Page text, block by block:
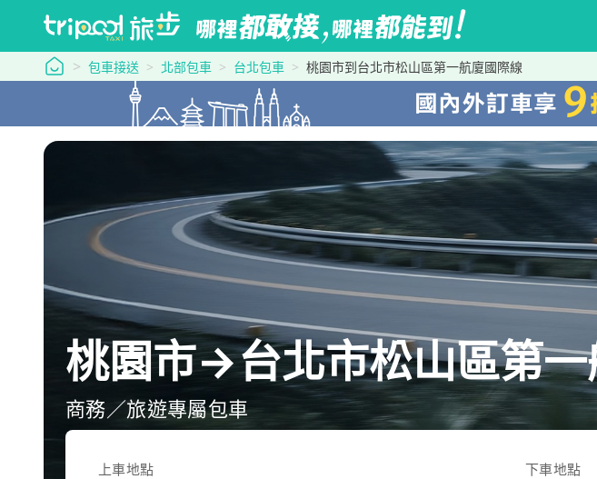
tripool 旅步
包車接送 北部包車 台北包車 桃園市到台北市松山區第一航廈國際線
桃園市→台北市松山區第
商務／旅遊專屬包車
上車地點 下車地點